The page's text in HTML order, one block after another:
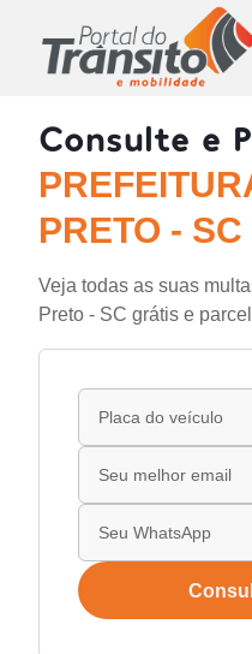
Consulte e
PRETO -
Veja todas as suas
Preto - SC grátis e